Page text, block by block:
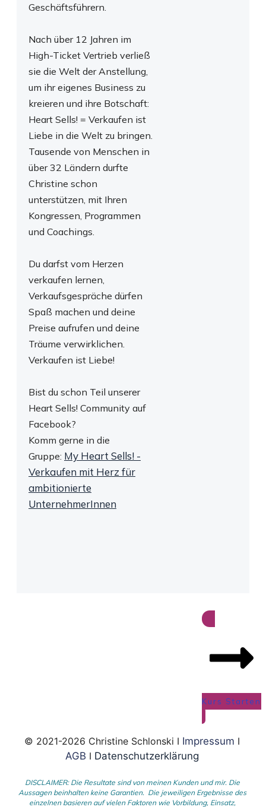
Geschäftsführern.
Nach über 12 Jahren im
High-Ticket Vertrieb verließ
sie die Welt der Anstellung,
um ihr eigenes Business zu
kreieren und ihre Botschaft:
Heart Sells! = Verkaufen ist
Liebe in die Welt zu bringen.
Tausende von Menschen in
über 32 Ländern durfte
Christine schon
unterstützen, mit Ihren
Kongressen, Programmen
und Coachings.
Du darfst vom Herzen
verkaufen lernen,
Verkaufsgespräche dürfen
Spaß machen und deine
Preise aufrufen und deine
Träume verwirklichen.
Verkaufen ist Liebe!
Bist du schon Teil unserer
Heart Sells! Community auf
Facebook?
Komm gerne in die
Gruppe: My Heart Sells! -
Verkaufen mit Herz für
ambitionierte
UnternehmerInnen
Kurs Starten
© 2021-2026 Christine Schlonski I Impressum I
AGB I Datenschutzerklärung
DISCLAIMER: Die Resultate sind von meinen Kunden und mir. Die
Aussagen beinhalten keine Garantien. Die jeweiligen Ergebnisse des
einzelnen basieren auf vielen Faktoren wie Vorbildung, Einsatz,